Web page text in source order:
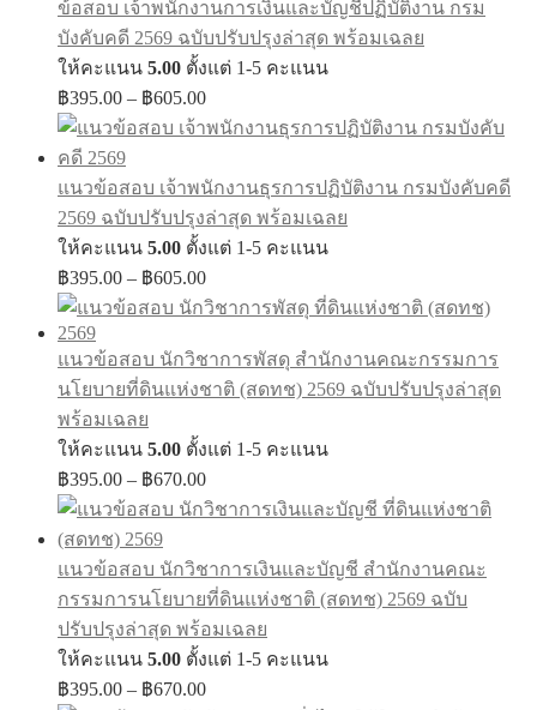
ข้อสอบ เจ้าพนักงานการเงินและบัญชีปฏิบัติงาน กรม
บังคับคดี 2569 ฉบับปรับปรุงล่าสุด พร้อมเฉลย
ให้คะแนน 5.00 ตั้งแต่ 1-5 คะแนน
฿395.00 – ฿605.00Price
฿395.00
฿605.00
แนวข้อสอบ เจ้าพนักงานธุรการปฏิบัติงาน กรมบังคับคดี
2569 ฉบับปรับปรุงล่าสุด พร้อมเฉลย
ให้คะแนน 5.00 ตั้งแต่ 1-5 คะแนน
฿395.00 – ฿605.00Price
฿395.00
฿605.00
แนวข้อสอบ นักวิชาการพัสดุ สำนักงานคณะกรรมการ
นโยบายที่ดินแห่งชาติ (สดทช) 2569 ฉบับปรับปรุงล่าสุด
พร้อมเฉลย
ให้คะแนน 5.00 ตั้งแต่ 1-5 คะแนน
฿395.00 – ฿670.00Price
฿395.00
฿670.00
แนวข้อสอบ นักวิชาการเงินและบัญชี สำนักงานคณะ
กรรมการนโยบายที่ดินแห่งชาติ (สดทช) 2569 ฉบับ
ปรับปรุงล่าสุด พร้อมเฉลย
ให้คะแนน 5.00 ตั้งแต่ 1-5 คะแนน
฿395.00 – ฿670.00Price